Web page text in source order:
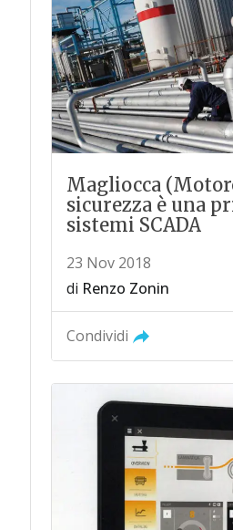
Magliocca
sicurezza è una
sistemi SCADA
23 Nov 2018
di Renzo Zonin
Condividi